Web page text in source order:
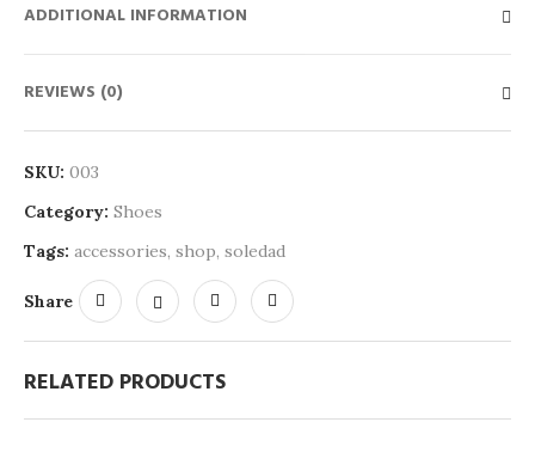
ADDITIONAL INFORMATION
REVIEWS (0)
SKU: 003
Category: Shoes
Tags: accessories, shop, soledad
Share
RELATED PRODUCTS